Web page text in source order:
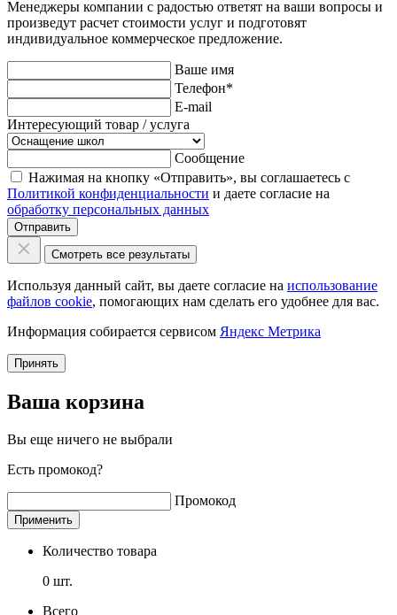
Менеджеры компании с радостью ответят на ваши вопросы и
произведут расчет стоимости услуг и подготовят
индивидуальное коммерческое предложение.
Ваше имя
Телефон*
E-mail
Интересующий товар / услуга
Сообщение
Нажимая на кнопку «Отправить», вы соглашаетесь с
Политикой конфиденциальности и даете согласие на
обработку персональных данных
Отправить
Смотреть все результаты
Используя данный сайт, вы даете согласие на использование
файлов cookie, помогающих нам сделать его удобнее для вас.
Информация собирается сервисом Яндекс Метрика
Принять
Ваша корзина
Вы еще ничего не выбрали
Есть промокод?
Промокод
Применить
Количество товара
0 шт.
Всего